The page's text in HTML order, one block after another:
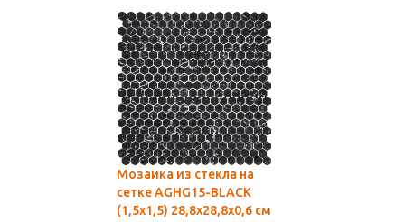
Мозаика из стекла на
сетке AGHG15-BLACK
(1,5x1,5) 28,8х28,8x0,6 см